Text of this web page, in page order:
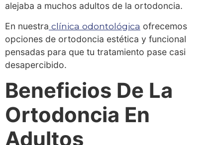
alejaba a muchos adultos de la ortodoncia.
En nuestra clínica odontológica ofrecemos
opciones de ortodoncia estética y funcional
pensadas para que tu tratamiento pase casi
desapercibido.
Beneficios De La
Ortodoncia En
Adultos